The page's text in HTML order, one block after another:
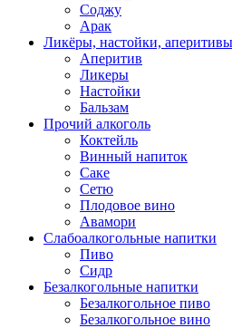
Соджу
Арак
Ликёры, настойки,
Аперитив
Ликеры
Настойки
Бальзам
Прочий алкоголь
Коктейль
Винный напиток
Саке
Сетю
Плодовое вино
Авамори
Слабоалкогольные напитки
Пиво
Сидр
Безалкогольные напитки
Безалкогольное пиво
Безалкогольное вино